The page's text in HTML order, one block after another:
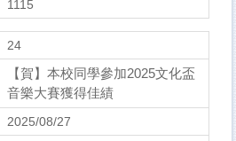
1115
24
【賀】本校同學參加2025文化盃
音樂大賽獲得佳績
2025/08/27